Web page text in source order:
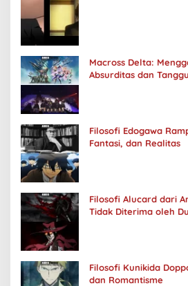
Macross Delta:
Absurditas dan
Filosofi Edogawa
Fantasi, dan Realitas
Filosofi Alucard dari
Tidak Diterima oleh
Filosofi Kunikida
dan Romantisme